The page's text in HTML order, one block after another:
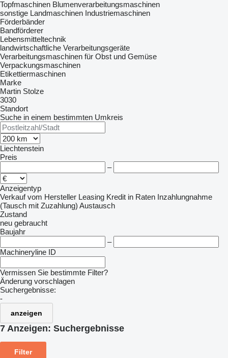
Topfmaschinen Blumenverarbeitungsmaschinen
sonstige Landmaschinen Industriemaschinen
Förderbänder
Bandförderer
Lebensmitteltechnik
landwirtschaftliche Verarbeitungsgeräte
Verarbeitungsmaschinen für Obst und Gemüse
Verpackungsmaschinen
Etikettiermaschinen
Marke
Martin Stolze
3030
Standort
Suche in einem bestimmten Umkreis
Liechtenstein
Preis
–
Anzeigentyp
Verkauf vom Hersteller Leasing Kredit in Raten Inzahlungnahme
(Tausch mit Zuzahlung) Austausch
Zustand
neu gebraucht
Baujahr
–
Machineryline ID
Vermissen Sie bestimmte Filter?
Änderung vorschlagen
Suchergebnisse:
-
anzeigen
7 Anzeigen: Suchergebnisse
Filter